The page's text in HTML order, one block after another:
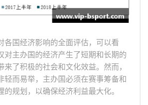
各国经济影响的全面评估，可以看
对主办国的经济产生了短期和长期的
来了积极的社会和文化效益。然而，
轻而易举，主办国必须在赛事筹备和
的规划，以确保经济利益最大化。